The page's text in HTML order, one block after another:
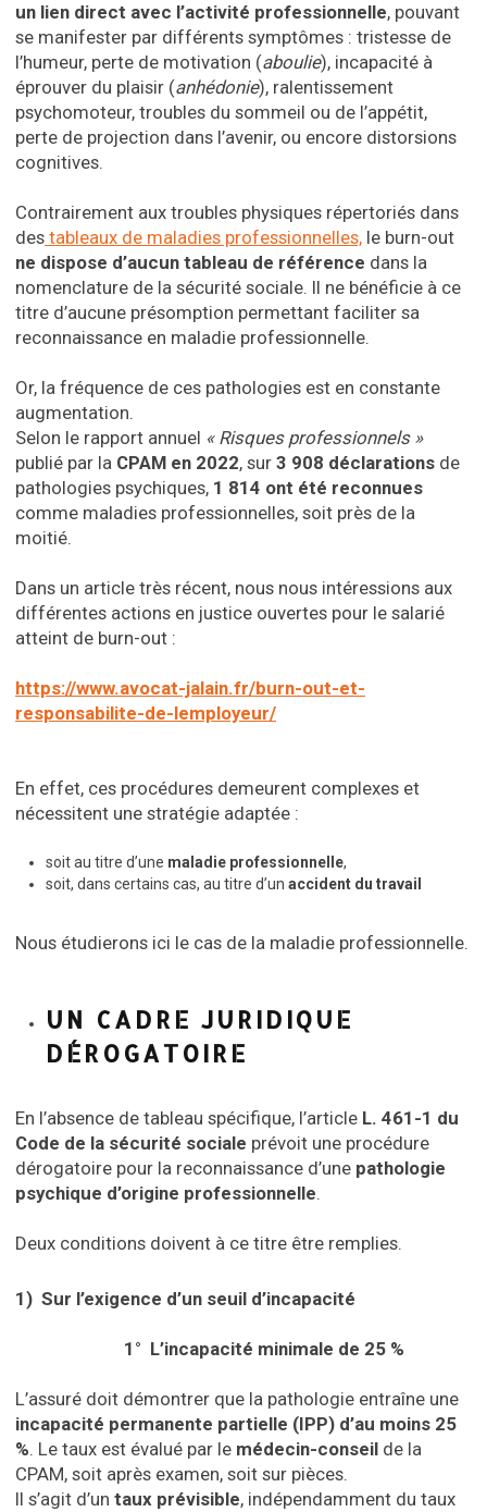
un lien direct avec l’activité professionnelle, pouvant
se manifester par différents symptômes : tristesse de
l’humeur, perte de motivation (aboulie), incapacité à
éprouver du plaisir (anhédonie), ralentissement
psychomoteur, troubles du sommeil ou de l’appétit,
perte de projection dans l’avenir, ou encore distorsions
cognitives.
Contrairement aux troubles physiques répertoriés dans
des tableaux de maladies professionnelles, le burn-out
ne dispose d’aucun tableau de référence dans la
nomenclature de la sécurité sociale. Il ne bénéficie à ce
titre d’aucune présomption permettant faciliter sa
reconnaissance en maladie professionnelle.
Or, la fréquence de ces pathologies est en constante
augmentation.
Selon le rapport annuel « Risques professionnels »
publié par la CPAM en 2022, sur 3 908 déclarations de
pathologies psychiques, 1 814 ont été reconnues
comme maladies professionnelles, soit près de la
moitié.
Dans un article très récent, nous nous intéressions aux
différentes actions en justice ouvertes pour le salarié
atteint de burn-out :
https://www.avocat-jalain.fr/burn-out-et-
responsabilite-de-lemployeur/
En effet, ces procédures demeurent complexes et
nécessitent une stratégie adaptée :
soit au titre d’une maladie professionnelle,
soit, dans certains cas, au titre d’un accident du travail
Nous étudierons ici le cas de la maladie professionnelle.
UN CADRE JURIDIQUE
DÉROGATOIRE
En l’absence de tableau spécifique, l’article L. 461-1 du
Code de la sécurité sociale prévoit une procédure
dérogatoire pour la reconnaissance d’une pathologie
psychique d’origine professionnelle.
Deux conditions doivent à ce titre être remplies.
​1) Sur l’exigence d’un seuil d’incapacité
​1° L’incapacité minimale de 25 %
L’assuré doit démontrer que la pathologie entraîne une
incapacité permanente partielle (IPP) d’au moins 25
%. Le taux est évalué par le médecin-conseil de la
CPAM, soit après examen, soit sur pièces.
Il s’agit d’un taux prévisible, indépendamment du taux